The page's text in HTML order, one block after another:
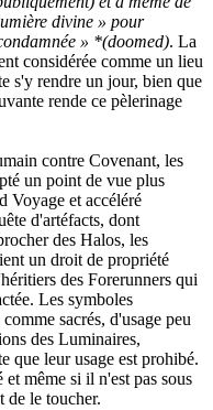
divine » pour
» *(doomed). La
considérée comme un lieu
s'y rendre un jour, bien que
rende ce pèlerinage
contre Covenant, les
un point de vue plus
Voyage et accéléré
d'artéfacts, dont
des Halos, les
un droit de propriété
des Forerunners qui
Les symboles
sacrés, d'usage peu
des Luminaires,
que leur usage est prohibé.
même si il n'est pas sous
de le toucher.